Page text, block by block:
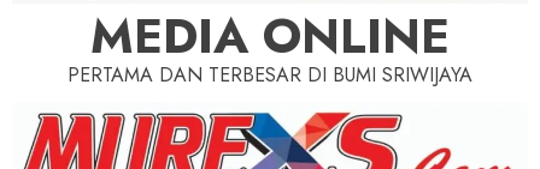
MEDIA ONLINE
PERTAMA DAN TERBESAR DI BUMI SRIWIJAYA